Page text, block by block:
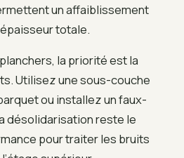
un affaiblissement
totale.
la priorité est la
Utilisez une sous-couche
ou installez un faux-
désolidarisation reste le
pour traiter les bruits